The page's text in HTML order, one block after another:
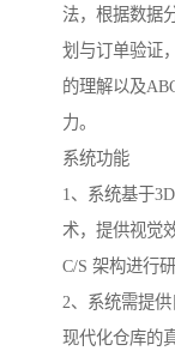
法，根据数据
划与订单验证
的理解以及
力。
系统功能
1、系统基于
术，提供视觉
C/S 架构进行
2、系统需提
现代化仓库的